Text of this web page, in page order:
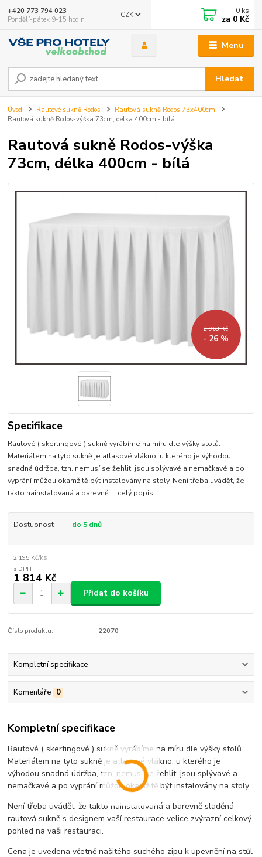
Menu
CZK
Hledat
+420 773 794 023
Pondělí-pátek 9-15 hodin
0 ks
za 0 Kč
Úvod Rautové sukně Rodos
Rautová sukně Rodos 73x400cm
Rautová sukně Rodos-výška 73cm, délka 400cm - bílá
Rautová sukně Rodos-výška
73cm, délka 400cm - bílá
2 963 Kč
- 26 %
Specifikace
Rautové ( skertingové ) sukně vyrábíme na míru dle výšky stolů.
Materiálem na tyto sukně je atlasové vlákno, u kterého je výhodou
snadná údržba, tzn. nemusí se žehlit, jsou splývavé a nemačkavé a po
vyprání můžou okamžitě být instalovány na stoly. Není třeba uvádět, že
takto nainstalovaná a barevně ... celý popis
Dostupnost do 5 dnů
2 195 Kč/ks
1 814 Kč
Přidat do košíku
Číslo produktu: 22070
Kompletní specifikace
Komentáře 0
Kompletní specifikace
Rautové ( skertingové ) sukně vyrábíme na míru dle výšky stolů.
Materiálem na tyto sukně je atlasové vlákno, u kterého je
výhodou snadná údržba, tzn. nemusí se žehlit, jsou splývavé a
nemačkavé a po vyprání můžou okamžitě být instalovány na stoly.
Není třeba uvádět, že takto nainstalovaná a barevně sladěná
rautová sukně s designem vaší restaurace velice zvýrazní celkový
pohled na vaši restauraci.
Cena je uvedena včetně našitého suchého zipu k upevnění na stůl